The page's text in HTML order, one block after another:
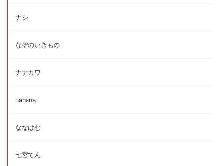
ナシ
なぞのいきもの
ナナカワ
nanana
ななはむ
七宮てん